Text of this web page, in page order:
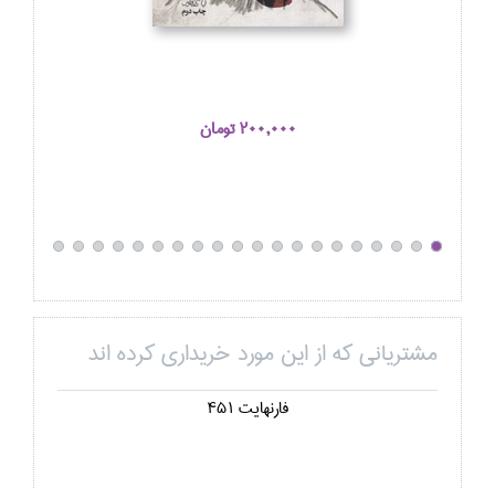
200,000 تومان
مشتریانی که از این مورد خریداری کرده اند
فارنهايت 451